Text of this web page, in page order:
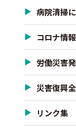
病院清掃
コロナ情報
労働災害
災害復興
リンク集